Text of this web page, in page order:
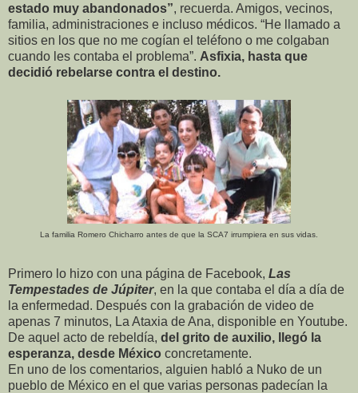
estado muy abandonados”, recuerda. Amigos, vecinos,
familia, administraciones e incluso médicos. “He llamado a
sitios en los que no me cogían el teléfono o me colgaban
cuando les contaba el problema”. Asfixia, hasta que
decidió rebelarse contra el destino.
La familia Romero Chicharro antes de que la SCA7 irrumpiera en sus vidas.
Primero lo hizo con una página de Facebook, Las
Tempestades de Júpiter, en la que contaba el día a día de
la enfermedad. Después con la grabación de video de
apenas 7 minutos, La Ataxia de Ana, disponible en Youtube.
De aquel acto de rebeldía, del grito de auxilio, llegó la
esperanza, desde México concretamente.
En uno de los comentarios, alguien habló a Nuko de un
pueblo de México en el que varias personas padecían la